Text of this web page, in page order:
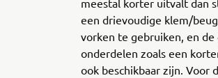
meestal korter uitvalt dan
een drievoudige klem/
vorken te gebruiken, en
onderdelen zoals een
ook beschikbaar zijn. Voor